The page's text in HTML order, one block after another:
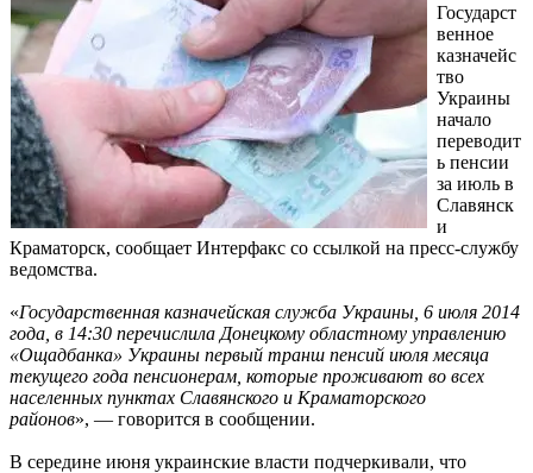
Государст
венное
казначейс
тво
Украины
начало
переводит
ь пенсии
за июль в
Славянск
и
Краматорск, сообщает Интерфакс со ссылкой на пресс-службу
ведомства.
«Государственная казначейская служба Украины, 6 июля 2014
года, в 14:30 перечислила Донецкому областному управлению
«Ощадбанка» Украины первый транш пенсий июля месяца
текущего года пенсионерам, которые проживают во всех
населенных пунктах Славянского и Краматорского
районов», — говорится в сообщении.
В середине июня украинские власти подчеркивали, что